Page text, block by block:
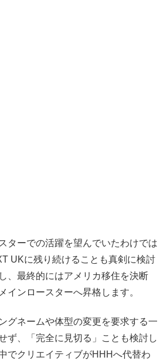
ターでの活躍を望んでいたわけでは
UKに残り続けることも真剣に検討
、最終的にはアメリカ移住を決断
インロースターへ昇格します。
グネームや体型の変更を要求する一
ず、「完全に見切る」ことも検討し
でクリエイティブがHHHへ代替わ